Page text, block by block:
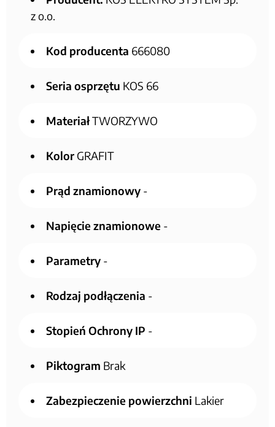
z o.o.
Kod producenta 666080
Seria osprzętu KOS 66
MateriałTWORZYWO
Kolor GRAFIT
Prąd znamionowy -
Napięcie znamionowe -
Parametry -
Rodzaj podłączenia -
Stopień Ochrony IP -
Piktogram Brak
Zabezpieczenie powierzchni Lakier